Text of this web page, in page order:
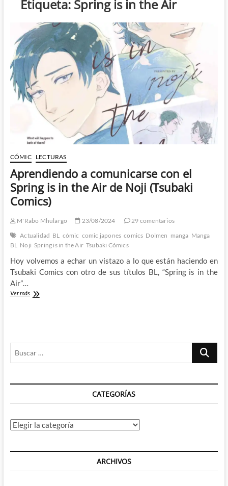
Etiqueta: Spring is in the Air
CÓMIC LECTURAS
Aprendiendo a comunicarse con el
Spring is in the Air de Noji (Tsubaki
Comics)
M'Rabo Mhulargo 23/08/2024
29 comentarios
Actualidad BL cómic comic japones comics Dolmen manga Manga
BL
Noji Spring is in the Air Tsubaki Cómics
Hoy volvemos a echar un vistazo a lo que están haciendo en
Tsubaki Comics con otro de sus títulos BL, “Spring is in the
Air”…
Ver másAprendiendo
in
de
(Tsubaki
Buscar
CATEGORÍAS
Categorías
ARCHIVOS